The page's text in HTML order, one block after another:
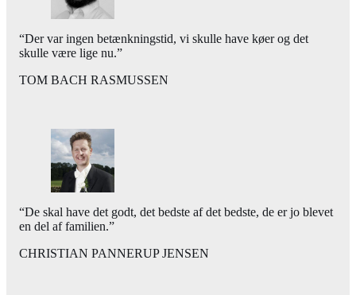
“Der var ingen betænkningstid, vi skulle have køer og det
skulle være lige nu.”
TOM BACH RASMUSSEN
“De skal have det godt, det bedste af det bedste, de er jo blevet
en del af familien.”
CHRISTIAN PANNERUP JENSEN